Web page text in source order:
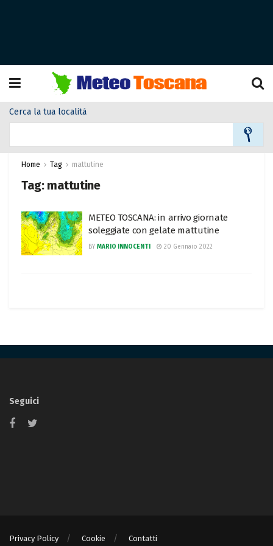
Cerca la tua località
Home Tag mattutine
Tag: mattutine
METEO TOSCANA: in arrivo giornate
soleggiate con gelate mattutine
BY MARIO INNOCENTI 20 Gennaio 2022
Seguici
Privacy Policy Cookie Contatti